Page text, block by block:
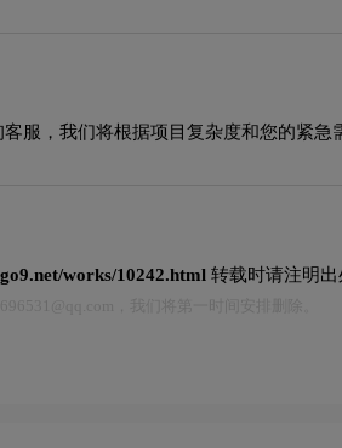
服，我们将根据项目复杂度和您的紧急
works/10242.html 转载时请注明